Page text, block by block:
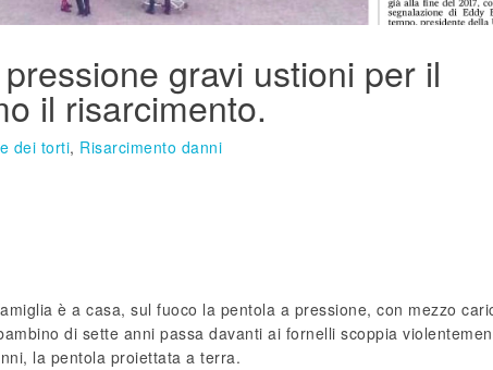
gravi ustioni per il
il risarcimento.
dei torti, Risarcimento danni
è a casa, sul fuoco la pentola a pressione, con mezzo
di sette anni passa davanti ai fornelli scoppia
la pentola proiettata a terra.